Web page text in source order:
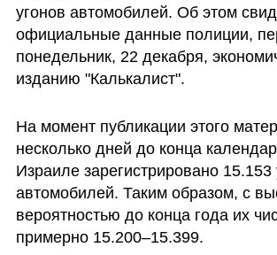
угонов автомобилей. Об этом
официальные данные полиции,
понедельник, 22 декабря,
изданию "Калькалист".
На момент публикации этого
несколько дней до конца
Израиле зарегистрировано 15.153
автомобилей. Таким образом, с
вероятностью до конца года их
примерно 15.200–15.399.